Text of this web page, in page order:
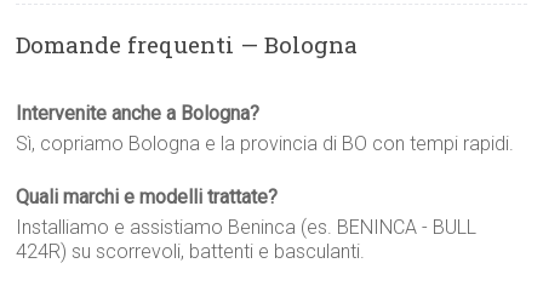
Domande frequenti — Bologna
Intervenite anche a Bologna?
Sì, copriamo Bologna e la provincia di BO con tempi rapidi.
Quali marchi e modelli trattate?
Installiamo e assistiamo Beninca (es. BENINCA - BULL
424R) su scorrevoli, battenti e basculanti.